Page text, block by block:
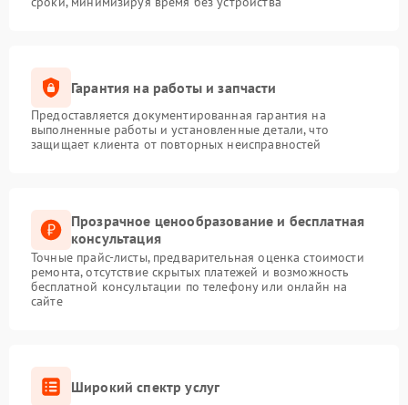
Гарантия на работы и запчасти
Предоставляется документированная гарантия на
выполненные работы и установленные детали, что
защищает клиента от повторных неисправностей
Прозрачное ценообразование и бесплатная
консультация
Точные прайс-листы, предварительная оценка стоимости
ремонта, отсутствие скрытых платежей и возможность
бесплатной консультации по телефону или онлайн на
сайте
Широкий спектр услуг